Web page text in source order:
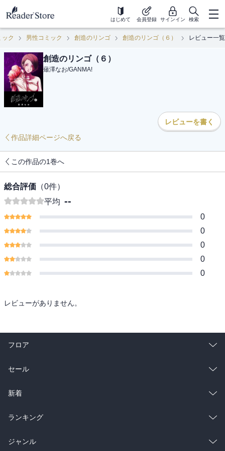
はじめて 会員登録 サインイン 検索
ック 男性コミック 創造のリンゴ 創造のリンゴ（６） レビュー一覧
創造のリンゴ（６）
薙澤なお/GANMA!
レビューを書く
作品詳細ページへ戻る
この作品の1巻へ
総合評価 （0件）
平均 --
0
0
0
0
0
レビューがありません。
フロア
総合
ラノベ
雑誌・グラビア
BL・TL
セール
総合
ラノベ
雑誌・グラビア
新着
総合
ラノベ
ランキング
総合
ジャンル